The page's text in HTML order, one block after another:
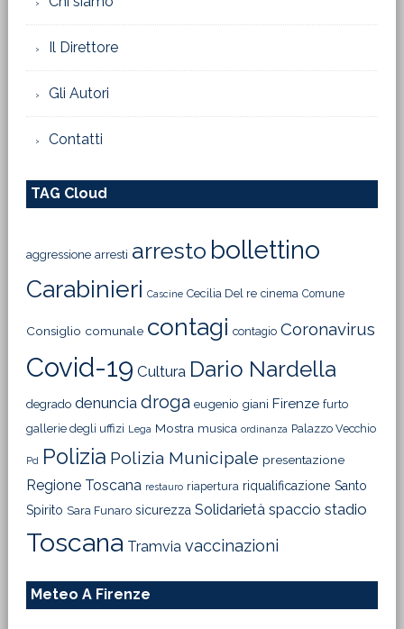
Il Direttore
Gli Autori
Contatti
TAG Cloud
aggressione arresti arresto bollettino
Carabinieri Cascine Cecilia Del re cinema Comune
Consiglio comunale contagi contagio Coronavirus
Covid-19 Cultura Dario Nardella
degrado denuncia droga eugenio giani Firenze furto
gallerie degli uffizi Lega Mostra musica ordinanza Palazzo Vecchio
Pd Polizia Polizia Municipale presentazione
Regione Toscana restauro riapertura riqualificazione Santo
Spirito Sara Funaro sicurezza Solidarietà spaccio stadio
Toscana Tramvia vaccinazioni
Meteo A Firenze